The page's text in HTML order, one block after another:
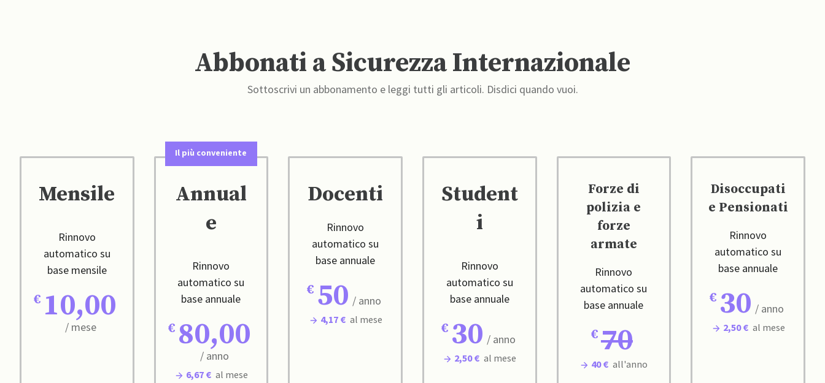
Abbonati a Sicurezza Internazionale
Sottoscrivi un abbonamento e leggi tutti gli articoli. Disdici quando vuoi.
Mensile
Rinnovo
automatico su
base mensile
10,00
/ mese
Il più conveniente
Annual
e
Rinnovo
automatico su
base annuale
80,00
/ anno
6,67 € al mese
Docenti
Rinnovo
automatico su
base annuale
50 / anno
4,17 € al mese
Student
i
Rinnovo
automatico su
base annuale
30 / anno
2,50 € al mese
Forze di
polizia e
forze
armate
Rinnovo
automatico su
base annuale
70
40 € all'anno
Disoccupati
e Pensionati
Rinnovo
automatico su
base annuale
30 / anno
2,50 € al mese